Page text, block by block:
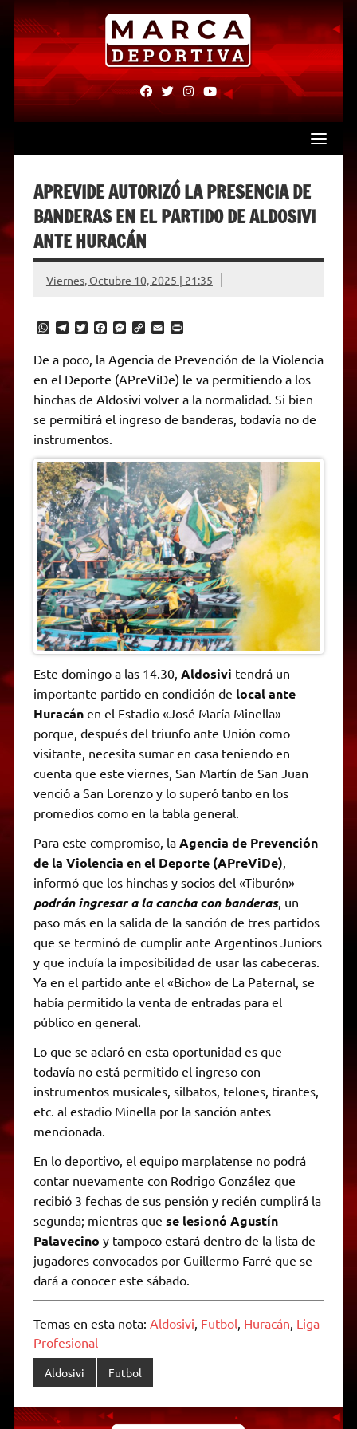
Skip
content
fab
fa-
fab
fa-
fab fab
APREVIDE AUTORIZÓ LA PRESENCIA DE
BANDERAS EN EL PARTIDO DE ALDOSIVI
ANTE HURACÁN
Viernes, Octubre 10, 2025 | 21:35
W
t
s
A
p
p
T
e
g
a
m
T
t
t
r
F
c
e
b
o
o
k
M
s
e
n
g
e
r
C
p
y
L
n
k
E
a
i
l
P
n
t
r
i
d
l
y
De a poco, la Agencia de Prevención de la Violencia
en el Deporte (APreViDe) le va permitiendo a los
hinchas de Aldosivi volver a la normalidad. Si bien
se permitirá el ingreso de banderas, todavía no de
instrumentos.
Este domingo a las 14.30, Aldosivi tendrá un
importante partido en condición de local ante
Huracánen el Estadio «José María Minella»
porque, después del triunfo ante Unión como
visitante, necesita sumar en casa teniendo en
cuenta que este viernes, San Martín de San Juan
venció a San Lorenzo y lo superó tanto en los
promedios como en la tabla general.
Para este compromiso, la Agencia de Prevención
de la Violencia en el Deporte (APreViDe),
informó que los hinchas y socios del «Tiburón»
podrán ingresar a la cancha con banderas, un
paso más en la salida de la sanción de tres partidos
que se terminó de cumplir ante Argentinos Juniors
y que incluía la imposibilidad de usar las cabeceras.
Ya en el partido ante el «Bicho» de La Paternal, se
había permitido la venta de entradas para el
público en general.
Lo que se aclaró en esta oportunidad es que
todavía no está permitido el ingreso con
instrumentos musicales, silbatos, telones, tirantes,
etc. al estadio Minella por la sanción antes
mencionada.
En lo deportivo, el equipo marplatense no podrá
contar nuevamente con Rodrigo González que
recibió 3 fechas de sus pensión y recién cumplirá la
segunda; mientras que se lesionó Agustín
Palavecino y tampoco estará dentro de la lista de
jugadores convocados por Guillermo Farré que se
dará a conocer este sábado.
Temas en esta nota: Aldosivi, Futbol, Huracán, Liga
Profesional
Aldosivi Futbol